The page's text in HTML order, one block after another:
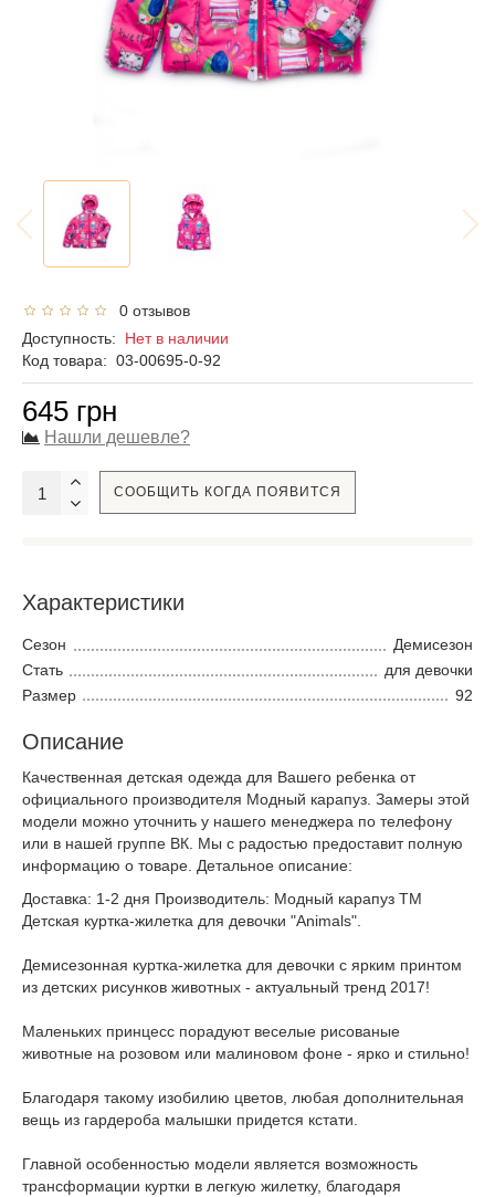
0 отзывов
Доступность: Нет в наличии
Код товара: 03-00695-0-92
645 грн
Нашли дешевле?
СООБЩИТЬ КОГДА ПОЯВИТСЯ
Характеристики
Сезон
Демисезон
Стать
для девочки
Размер
92
Описание
Качественная детская одежда для Вашего ребенка от
официального производителя Модный карапуз. Замеры этой
модели можно уточнить у нашего менеджера по телефону
или в нашей группе ВК. Мы с радостью предоставит полную
информацию о товаре. Детальное описание:
Доставка: 1-2 дня Производитель: Модный карапуз ТМ
Детская куртка-жилетка для девочки "Animals".
Демисезонная куртка-жилетка для девочки с ярким принтом
из детских рисунков животных - актуальный тренд 2017!
Маленьких принцесс порадуют веселые рисованые
животные на розовом или малиновом фоне - ярко и стильно!
Благодаря такому изобилию цветов, любая дополнительная
вещь из гардероба малышки придется кстати.
Главной особенностью модели является возможность
трансформации куртки в легкую жилетку, благодаря